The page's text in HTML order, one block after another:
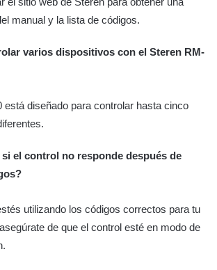
manual y la lista de códigos.
varios dispositivos con el Steren RM-
está diseñado para controlar hasta cinco
el control no responde después de
utilizando los códigos correctos para tu
de que el control esté en modo de